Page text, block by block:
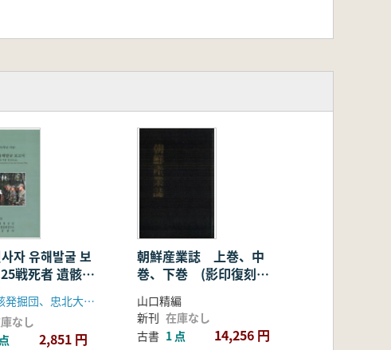
자 유해발굴 보
戦死者 遺骸発
) 2001년도 발
중심으로(2001
調査を中心に)
陸軍遺骸発掘団、忠北大学校中原文化研究所、陸軍発掘センター
なし
2,851 円
朝鮮産業誌 上巻、中
巻、下巻 (影印復刻
版) 全3巻セット
山口精編
新刊 在庫なし
古書 1 点 14,256 円